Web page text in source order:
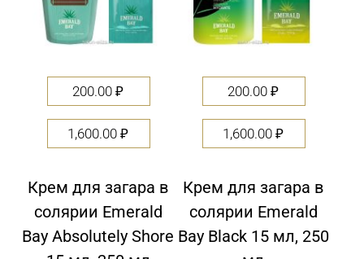
200.00₽
1,600.00₽
Крем для загара в
солярии Emerald
Bay Absolutely Shore
200.00₽
1,600.00₽
Крем для загара в
солярии Emerald
Bay Black 15 мл, 250